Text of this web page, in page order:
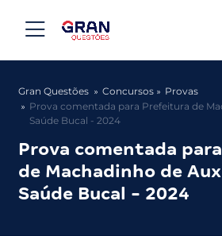
Gran Questões Concursos
Provas
Prova comentada para Prefeitura de
Saúde Bucal - 2024
Prova comentada
de Machadinho de
Saúde Bucal - 2024